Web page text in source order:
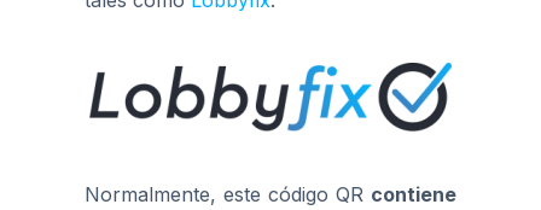
Normalmente, este código QR contiene